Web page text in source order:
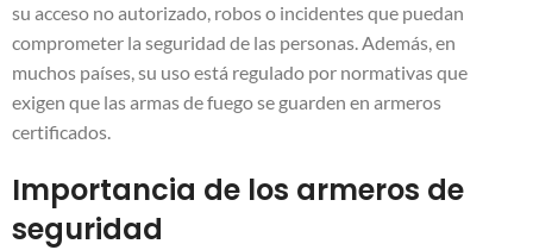
su acceso no autorizado, robos o incidentes que puedan
comprometer la seguridad de las personas. Además, en
muchos países, su uso está regulado por normativas que
exigen que las armas de fuego se guarden en armeros
certificados.
Importancia de los armeros de
seguridad